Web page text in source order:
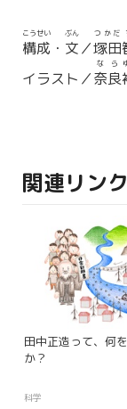
構成
こうせい
・ 文
ぶん
／塚田
つかだ
イラスト／奈良
なら
関連リンク
田中正造って、何
か？
科学